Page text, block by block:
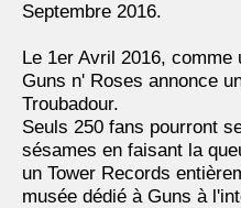
Septembre 2016.
Le 1er Avril 2016, comme
Guns n' Roses annonce
Troubadour.
Seuls 250 fans pourront
sésames en faisant la
un Tower Records
musée dédié à Guns à